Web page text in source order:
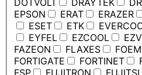
DOTVOLT
DRAYTEK
EPSON
ERAT ERAZER
ESET
ETK
EYFEL
EZCOOL
FAZEON
FLAXES FOEM
FORTIGATE
FORTINET